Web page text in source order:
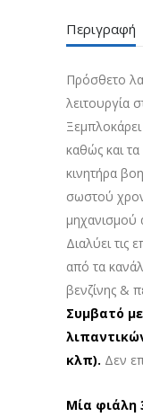
Περιγραφή
Πρόσθετο
λειτουργία
καθώς και
κινητήρα
σωστού
μηχανισμού
Διαλύει τις
από τα
βενζίνης &
Συμβατό
κλπ). Δεν
Μία φιάλη